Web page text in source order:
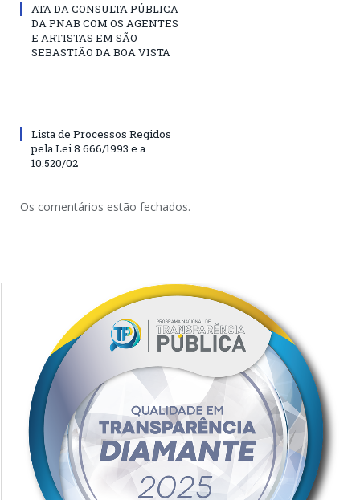
ATA DA CONSULTA PÚBLICA
DA PNAB COM OS AGENTES
E ARTISTAS EM SÃO
SEBASTIÃO DA BOA VISTA
Lista de Processos Regidos
pela Lei 8.666/1993 e a
10.520/02
Os comentários estão fechados.